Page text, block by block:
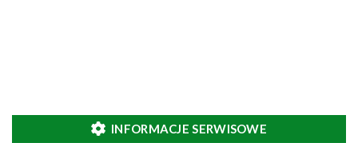
INFORMACJE SERWISOWE